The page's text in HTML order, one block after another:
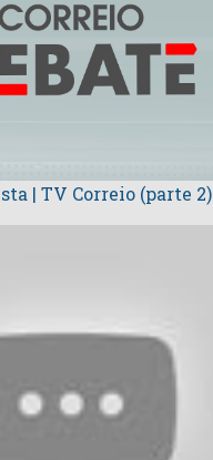
| TV Correio (parte 2)